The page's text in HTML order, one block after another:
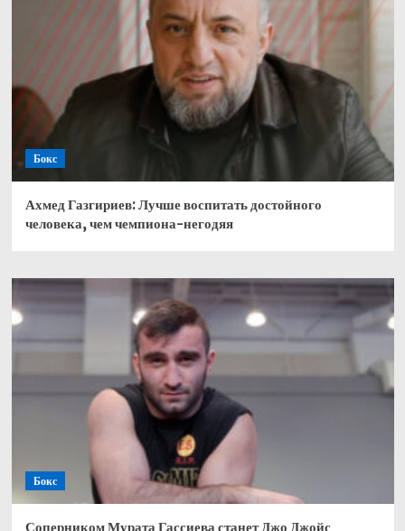
Бокс
Ахмед Газгириев: Лучше воспитать достойного
человека, чем чемпиона-негодяя
Бокс
Соперником Мурата Гассиева станет Джо Джойс